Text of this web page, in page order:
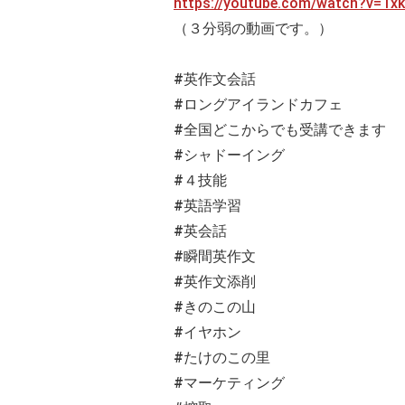
（３分弱の動画です。）
#英作文会話
#ロングアイランドカフェ
#全国どこからでも受講できます
#シャドーイング
#４技能
#英語学習
#英会話
#瞬間英作文
#英作文添削
#きのこの山
#イヤホン
#たけのこの里
#マーケティング